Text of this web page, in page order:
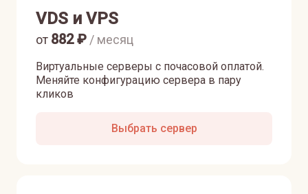
VDS и VPS
Виртуальные серверы с почасовой оплатой.
Меняйте конфигурацию сервера в пару
кликов
от 882₽ / месяц
Выбрать сервер